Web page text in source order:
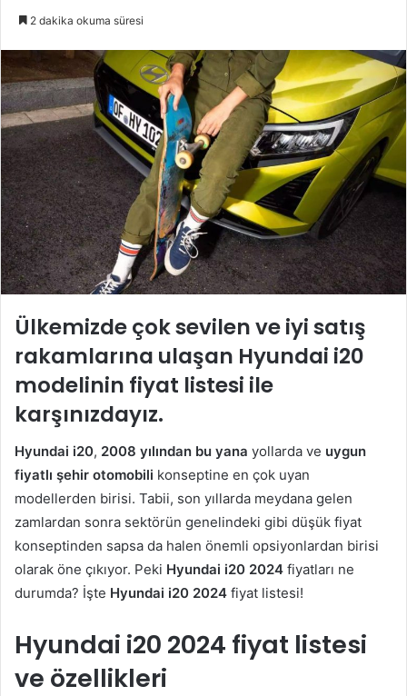
göndermek
2 dakika okuma süresi
Ülkemizde çok sevilen ve iyi satış
rakamlarına ulaşan Hyundai i20
modelinin fiyat listesi ile
karşınızdayız.
Hyundai i20, 2008 yılından bu yana yollarda ve uygun
fiyatlı şehir otomobili konseptine en çok uyan
modellerden birisi. Tabii, son yıllarda meydana gelen
zamlardan sonra sektörün genelindeki gibi düşük fiyat
konseptinden sapsa da halen önemli opsiyonlardan birisi
olarak öne çıkıyor. Peki Hyundai i20 2024 fiyatları ne
durumda? İşte Hyundai i20 2024 fiyat listesi!
Hyundai i20 2024 fiyat listesi
ve özellikleri